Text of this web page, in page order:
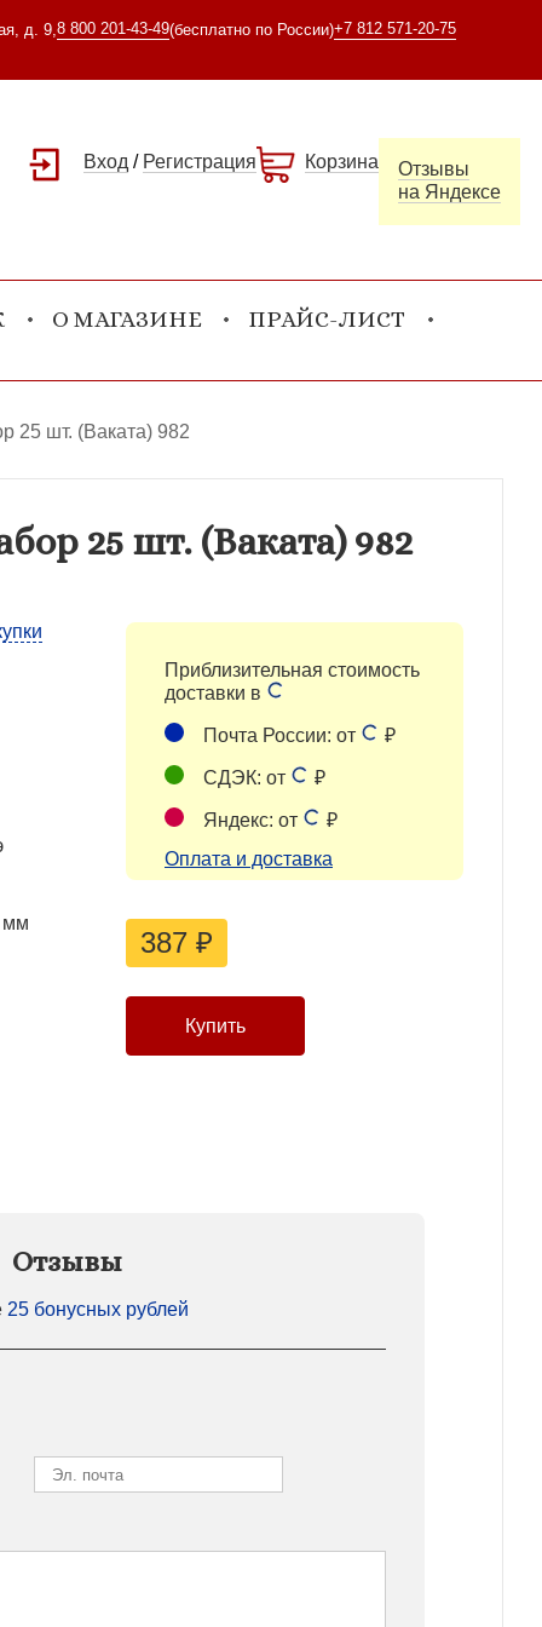
д. 9, 8 800 201-43-49(бесплатно по России)+7 812 571-20-75
Вход / Регистрация Корзина
Отзывы
на Яндексе
О МАГАЗИНЕ ПРАЙС-ЛИСТ
25 шт. (Ваката) 982
25 шт. (Ваката) 982
мм
Приблизительная стоимость
доставки в
Почта России: от ₽
СДЭК: от ₽
Яндекс: от
₽
Оплата и доставка
387 ₽
Отзывы
25 бонусных рублей